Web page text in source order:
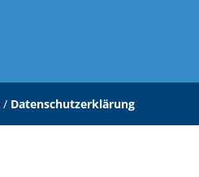
/ Datenschutzerklärung